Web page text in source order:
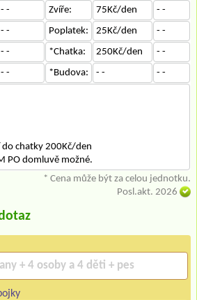
- - Zvíře: 75Kč/den
- -
- - Poplatek: 25Kč/den
- -
- - *Chatka: 250Kč/den
- -
- - *Budova: - -
- -
do chatky 200Kč/den
PO domluvě možné.
* Cena může být za celou jednotku.
Posl.akt. 2026